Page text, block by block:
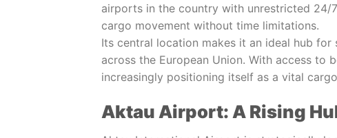
airports in the country with unrestricted 24/
cargo movement without time limitations.
Its central location makes it an ideal hub
across the European Union. With access to
increasingly positioning itself as a vital
Aktau Airport: A Rising